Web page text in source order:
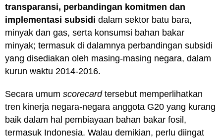
transparansi, perbandingan komitmen dan
implementasi subsidi dalam sektor batu bara,
minyak dan gas, serta konsumsi bahan bakar
minyak; termasuk di dalamnya perbandingan subsidi
yang disediakan oleh masing-masing negara, dalam
kurun waktu 2014-2016.
Secara umum scorecardtersebut memperlihatkan
tren kinerja negara-negara anggota G20 yang kurang
baik dalam hal pembiayaan bahan bakar fosil,
termasuk Indonesia. Walau demikian, perlu diingat